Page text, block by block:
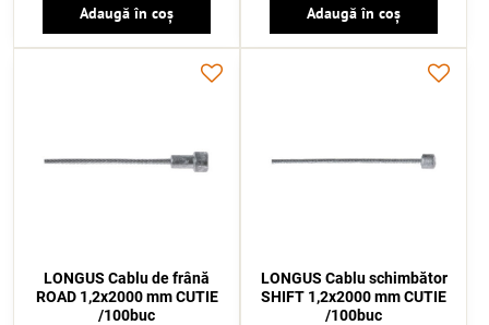
Adaugă în coș Adaugă în coș
LONGUS Cablu de frână
ROAD 1,2x2000 mm CUTIE
/100buc
LONGUS Cablu schimbător
SHIFT 1,2x2000 mm CUTIE
/100buc